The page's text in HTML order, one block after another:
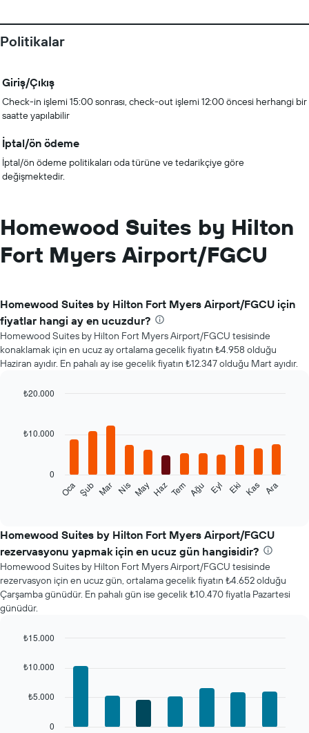
Politikalar
Giriş/Çıkış
Check-in işlemi 15:00 sonrası, check-out işlemi 12:00 öncesi herhangi bir
saatte yapılabilir
İptal/ön ödeme
İptal/ön ödeme politikaları oda türüne ve tedarikçiye göre
değişmektedir.
Homewood Suites by Hilton
Fort Myers Airport/FGCU
Homewood Suites by Hilton Fort Myers Airport/FGCU için
fiyatlar hangi ay en ucuzdur?
Homewood Suites by Hilton Fort Myers Airport/FGCU tesisinde
konaklamak için en ucuz ay ortalama gecelik fiyatın ₺4.958 olduğu
Haziran ayıdır. En pahalı ay ise gecelik fiyatın ₺12.347 olduğu Mart ayıdır.
with
Aşağıdaki
için
oda
fiyatını
gösterir
Tablo
ayları
ekseni
ortalama
Oca Şub Mar Nis MayHazTem Ağu Eyl Eki Kas Ara
0
₺10.000
₺20.000
Homewood Suites by Hilton Fort Myers Airport/FGCU
rezervasyonu yapmak için en ucuz gün hangisidir?
Homewood Suites by Hilton Fort Myers Airport/FGCU tesisinde
rezervasyon için en ucuz gün, ortalama gecelik fiyatın ₺4.652 olduğu
Çarşamba günüdür. En pahalı gün ise gecelik ₺10.470 fiyatla Pazartesi
günüdür.
chart
bars.
Aşağıdaki
graphic.
0
₺5.000
₺10.000
₺15.000